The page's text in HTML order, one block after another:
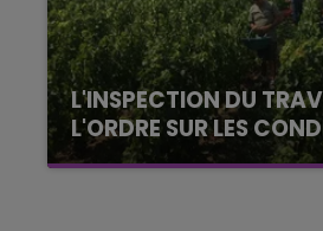
LA POP
L'INSPECTION DU
L'ORDRE SUR LES
Alors que les dates de
2026 s'est avéré être
l'inspection du Travail en